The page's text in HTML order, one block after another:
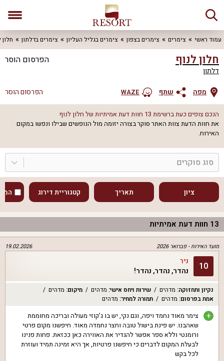
עמוד ראשי צימרים צימרים בצפון צימרים בגליל העליון צימרים בדלתון חלון
חלון לנוף הפרסום הוסר
דלתון
מפה
שתף WAZE הפרסום הוסר
הנכם צופים כעת ברשימת 13 חוות דעת אמיתיות של חלון לנוף
את חוות הדעת צוות האתר סוקר בצורה יזומה מול הנופשים שבילו ונפשו במקום
האירוח.
סוג סוקרים
ציון תאריך קטגוריית דירוג
13 חוות דעת אמיתיות
מועד האירוח -פברואר 2026 19.02.2026
10 ניר
נהדר, נהדר, נהדר!
נקיון ותחזוקה: מדהים שירות ויחס אישי: מדהים מיקום: מדהים
אמת בפרסום: מדהים תמורה למחיר: מדהים
+
צימר מאוד נחמד ויפה, וגם נקי, יש בו ג'קוזי מעולה ובריכה מחוממת
שאהבנו. יש פינת בישול טובה וחצר נחמדה מאוד. חיפשנו מקום פרטי
ורומנטי וללא ספר אפשר להגדיר את האווירה כאן ככזאת. פחות פנינו
לבעלת המקום לדברים כי חיפשנו פרטיות, אך היא זמינה תמיד ועוזרת
לכל בקש